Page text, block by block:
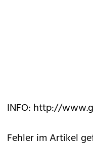
INFO: http://
Fehler im Artikel